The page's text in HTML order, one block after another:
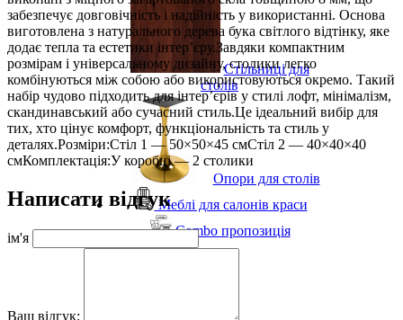
Стільниці для
столів
Опори для столів
Меблі для салонів краси
Combo пропозиція
забезпечує довговічність і надійність у використанні. Основа
виготовлена з натурального дерева бука світлого відтінку, яке
додає тепла та естетики інтер’єру.Завдяки компактним
розмірам і універсальному дизайну, столики легко
комбінуються між собою або використовуються окремо. Такий
набір чудово підходить для інтер’єрів у стилі лофт, мінімалізм,
скандинавський або сучасний стиль.Це ідеальний вибір для
тих, хто цінує комфорт, функціональність та стиль у
деталях.Розміри:Стіл 1 — 50×50×45 смСтіл 2 — 40×40×40
смКомплектація:У коробці — 2 столики
Написати відгук
ім'я
Ваш відгук: